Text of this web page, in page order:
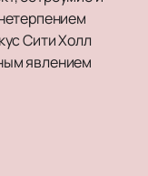
Сити Холл
явлением